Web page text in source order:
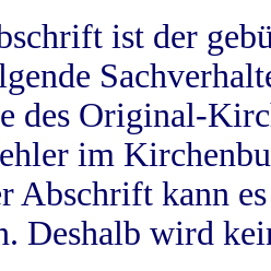
ist der
des Original-
im
Abschrift kann
Deshalb wird